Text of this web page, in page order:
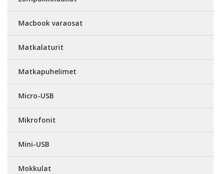
Macbook varaosat
Matkalaturit
Matkapuhelimet
Micro-USB
Mikrofonit
Mini-USB
Mokkulat